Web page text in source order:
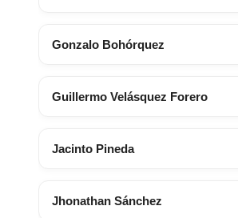
Gonzalo Bohórquez
Guillermo Velásquez Forero
Jacinto Pineda
Jhonathan Sánchez